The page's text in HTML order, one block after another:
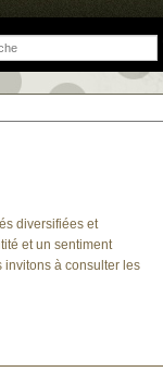
diversifiées et
et un sentiment
invitons à consulter les